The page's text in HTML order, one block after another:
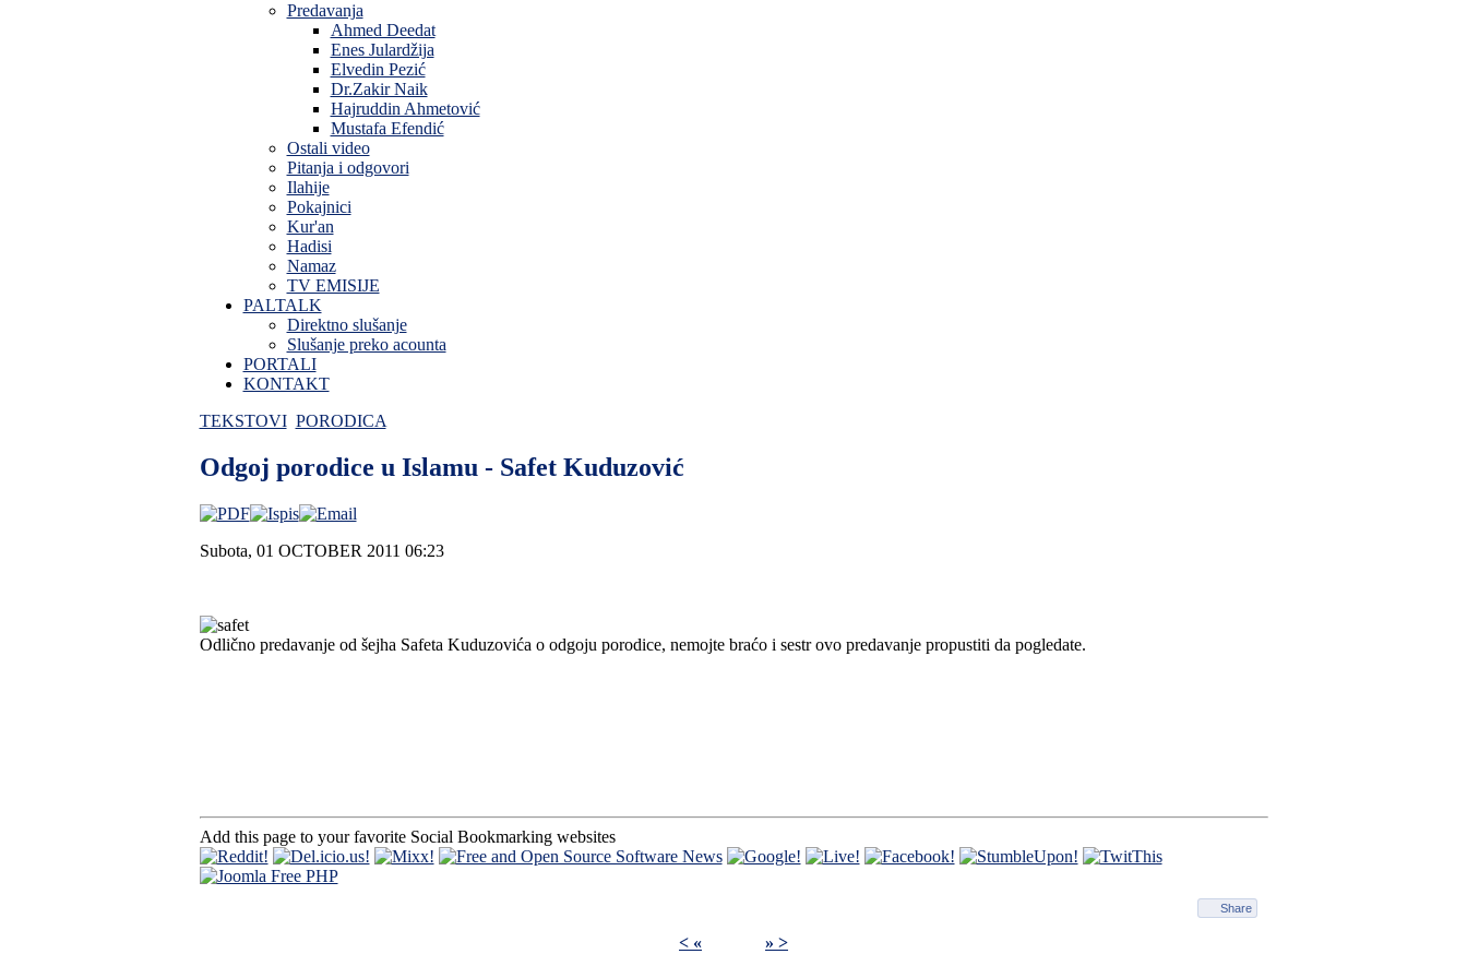
Predavanja
Ahmed Deedat
Enes Julardžija
Elvedin Pezić
Dr.Zakir Naik
Hajruddin Ahmetović
Mustafa Efendić
Ostali video
Pitanja i odgovori
Ilahije
Pokajnici
Kur'an
Hadisi
Namaz
TV EMISIJE
PALTALK
Direktno slušanje
Slušanje preko acounta
PORTALI
KONTAKT
TEKSTOVI PORODICA
Odgoj porodice u Islamu - Safet Kuduzović
Subota, 01 OCTOBER 2011 06:23
Odlično predavanje od šejha Safeta Kuduzovića o odgoju porodice, nemojte braćo i sestr ovo predavanje propustiti da pogledate.
Add this page to your favorite Social Bookmarking websites
Share
< « » >